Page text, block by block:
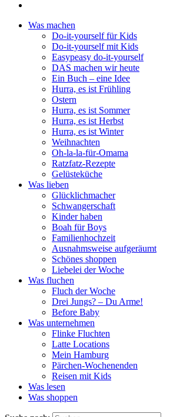
Was machen
Do-it-yourself für Kids
Do-it-yourself mit Kids
Easypeasy do-it-yourself
DAS machen wir heute
Ein Buch – eine Idee
Hurra, es ist Frühling
Ostern
Hurra, es ist Sommer
Hurra, es ist Herbst
Hurra, es ist Winter
Weihnachten
Oh-la-la-für-Omama
Ratzfatz-Rezepte
Gelüsteküche
Was lieben
Glücklichmacher
Schwangerschaft
Kinder haben
Boah für Boys
Familienhochzeit
Ausnahmsweise aufgeräumt
Schönes shoppen
Liebelei der Woche
Was fluchen
Fluch der Woche
Drei Jungs? – Du Arme!
Before Baby
Was unternehmen
Flinke Fluchten
Latte Locations
Mein Hamburg
Pärchen-Wochenenden
Reisen mit Kids
Was lesen
Was shoppen